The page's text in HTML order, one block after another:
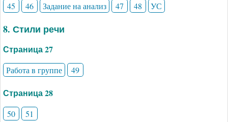
45 46 Задание на анализ 47 48 УС
8. Стили речи
Страница 27
Работа в группе 49
Страница 28
50 51